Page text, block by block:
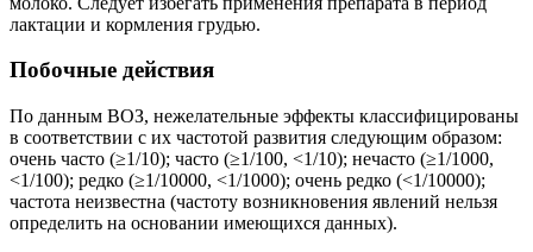
лактации и кормления грудью.
Побочные действия
По данным ВОЗ, нежелательные эффекты классифицированы
в соответствии с их частотой развития следующим образом:
очень часто (≥1/10); часто (≥1/100, <1/10); нечасто (≥1/1000,
<1/100); редко (≥1/10000, <1/1000); очень редко (<1/10000);
частота неизвестна (частоту возникновения явлений нельзя
определить на основании имеющихся данных).